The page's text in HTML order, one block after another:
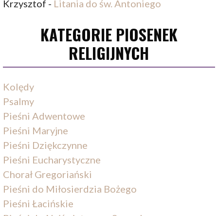
Krzysztof - Litania do św. Antoniego
KATEGORIE PIOSENEK
RELIGIJNYCH
Kolędy
Psalmy
Pieśni Adwentowe
Pieśni Maryjne
Pieśni Dziękczynne
Pieśni Eucharystyczne
Chorał Gregoriański
Pieśni do Miłosierdzia Bożego
Pieśni Łacińskie